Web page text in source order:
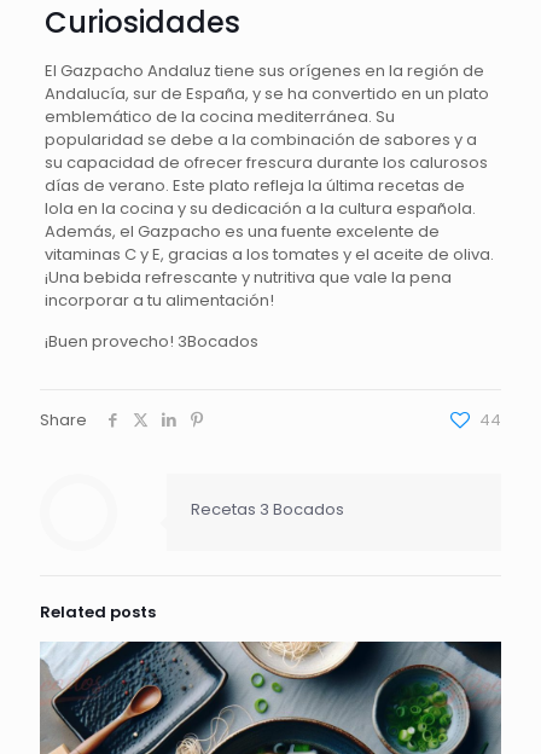
Curiosidades
El Gazpacho Andaluz tiene sus orígenes en la región de
Andalucía, sur de España, y se ha convertido en un plato
emblemático de la cocina mediterránea. Su
popularidad se debe a la combinación de sabores y a
su capacidad de ofrecer frescura durante los calurosos
días de verano. Este plato refleja la última recetas de
lola en la cocina y su dedicación a la cultura española.
Además, el Gazpacho es una fuente excelente de
vitaminas C y E, gracias a los tomates y el aceite de oliva.
¡Una bebida refrescante y nutritiva que vale la pena
incorporar a tu alimentación!
¡Buen provecho! 3Bocados
Share 44
Recetas 3 Bocados
Related posts